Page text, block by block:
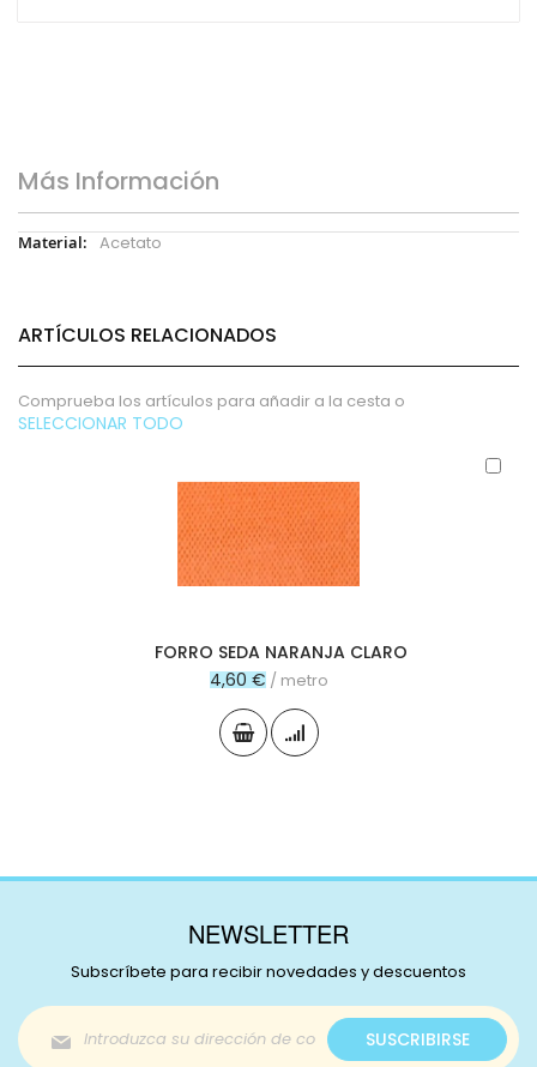
Más Información
Más
Acetato
ARTÍCULOS RELACIONADOS
Comprueba los artículos para añadir a la cesta o
SELECCIONAR TODO
FORRO SEDA NARANJA CLARO
4,60 € / metro
NEWSLETTER
Subscríbete para recibir novedades y descuentos
Inscríbase
a
SUSCRIBIRSE